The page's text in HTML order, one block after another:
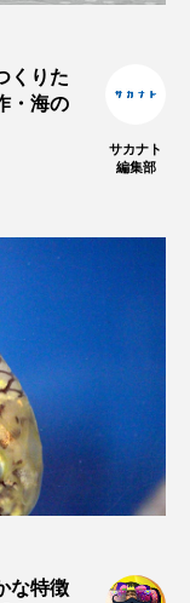
ッケ
ロザメ
ーシーホース
マグロ
マダラ
くりた
・海の
サカナト
編集部
な特徴